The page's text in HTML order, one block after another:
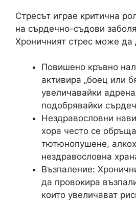
Стресът играе критична
на сърдечно-съдови
Хроничният стрес може да
Повишено кръвно
активира „боец или
увеличавайки
подобрявайки
Нездравословни
хора често се
тютюнопушене,
нездравословна
Възпаление:
да провокира
които увеличават